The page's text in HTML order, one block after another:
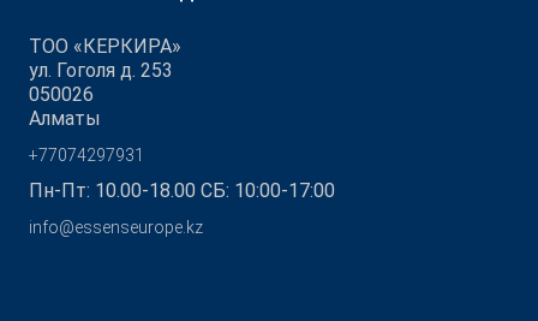
ТОО «КЕРКИРА»
ул. Гоголя д. 253
050026
Алматы
+77074297931
Пн-Пт: 10.00-18.00 СБ: 10:00-17:00
info@essenseurope.kz